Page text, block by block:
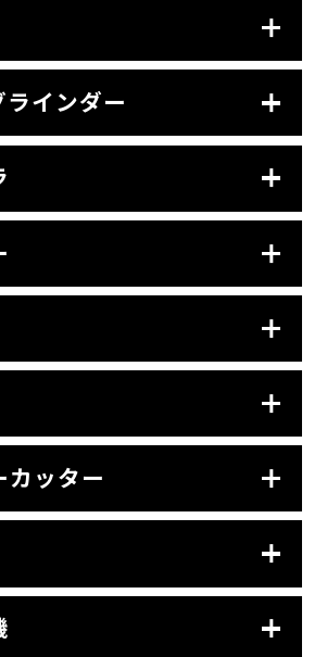
インダー
カッター